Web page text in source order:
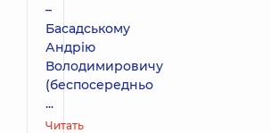
–
Басадському
Андрію
Володимировичу
(беспосередньо
...
Читать